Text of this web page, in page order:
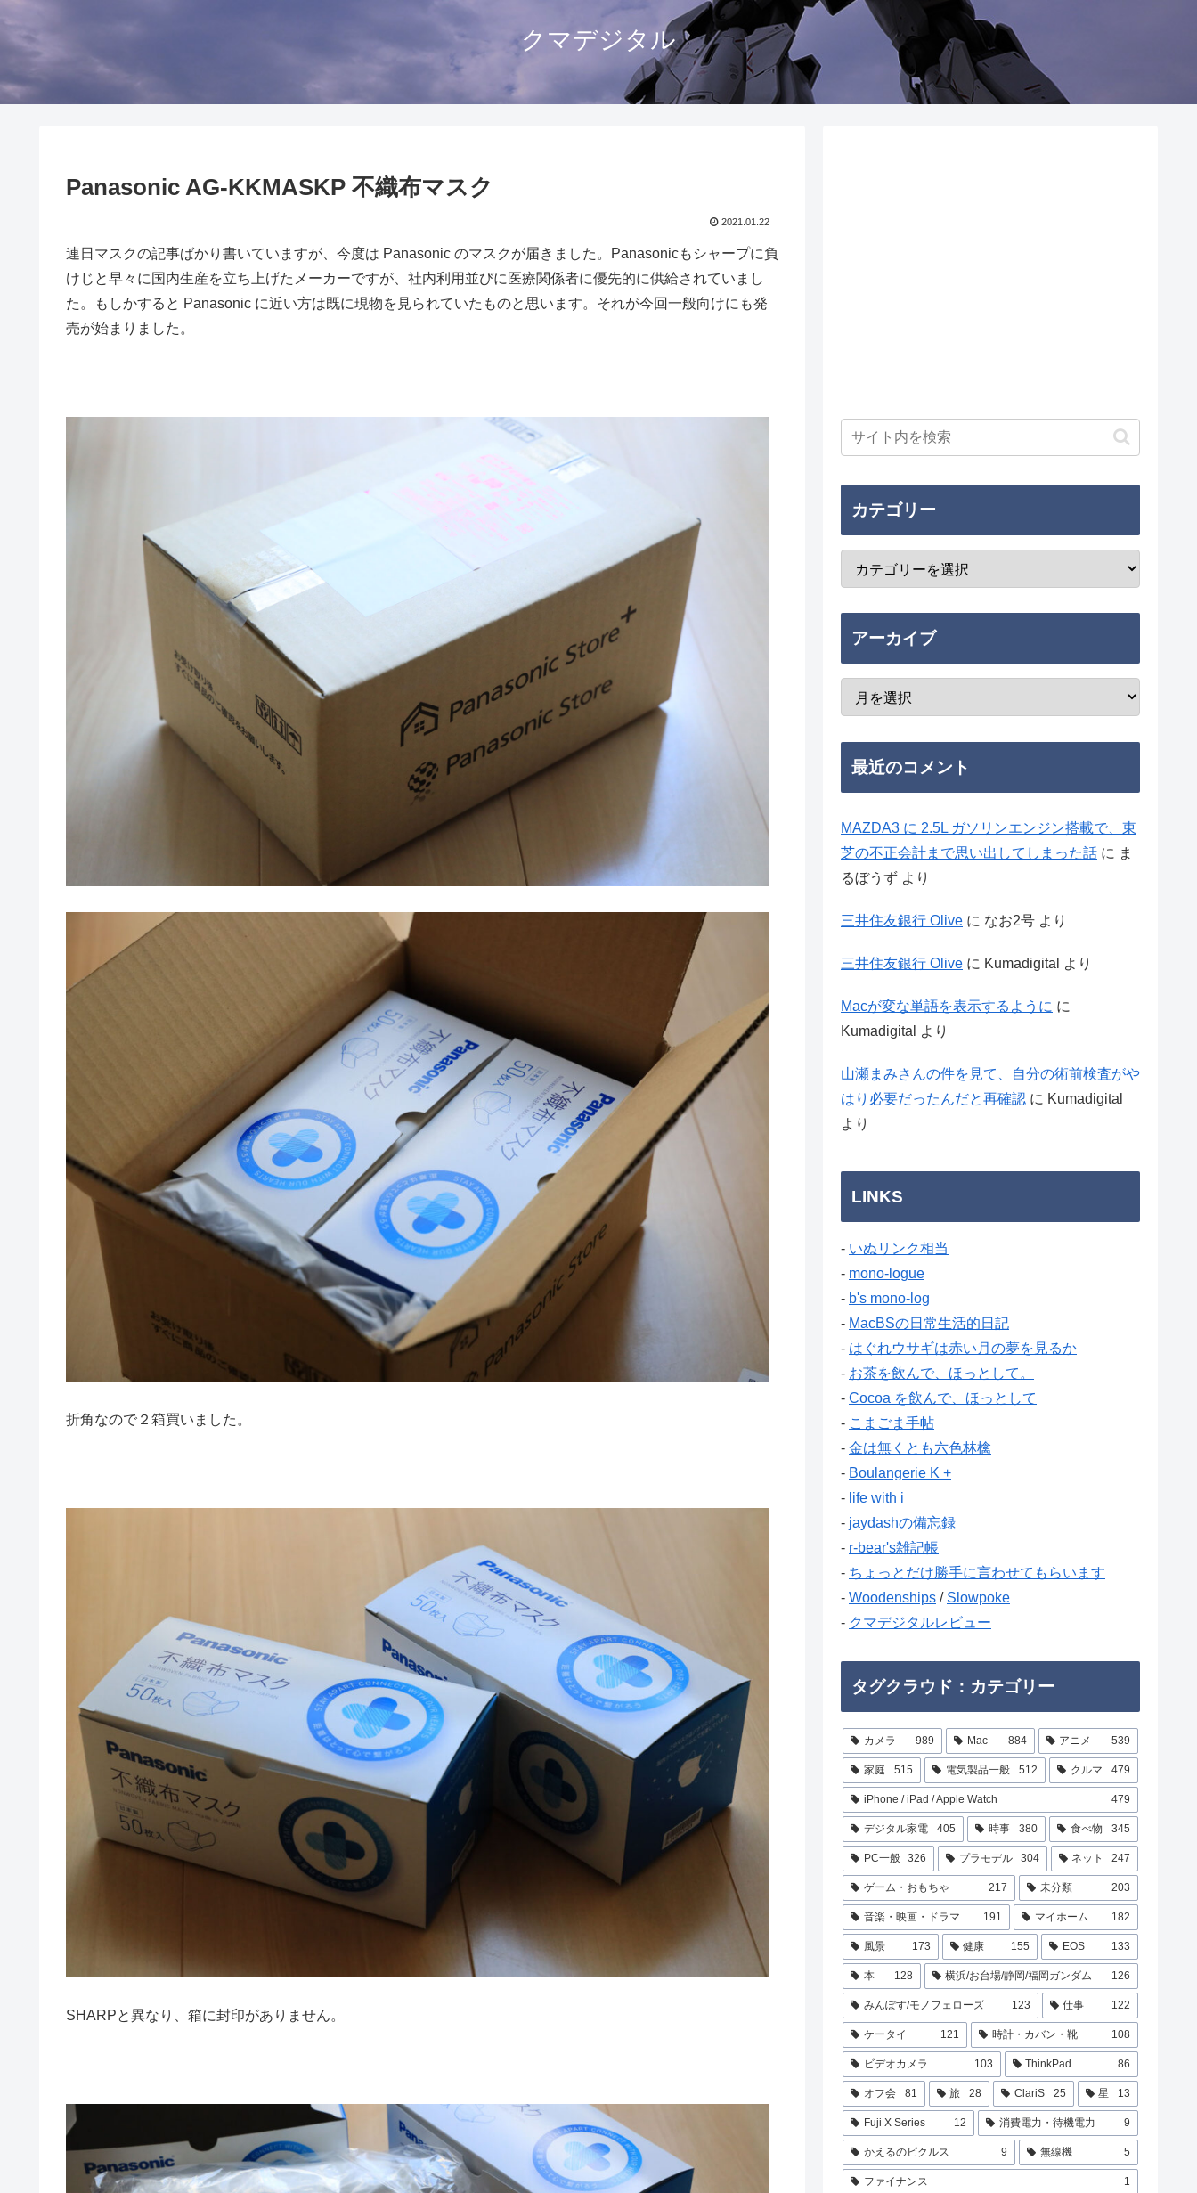
クマデジタル
Panasonic AG-KKMASKP 不織布マスク
2021.01.22
連日マスクの記事ばかり書いていますが、今度は Panasonic のマスクが届きました。Panasonicもシャープに負
けじと早々に国内生産を立ち上げたメーカーですが、社内利用並びに医療関係者に優先的に供給されていまし
た。もしかすると Panasonic に近い方は既に現物を見られていたものと思います。それが今回一般向けにも発
売が始まりました。
折角なので２箱買いました。
SHARPと異なり、箱に封印がありません。
カテゴリー
アーカイブ
最近のコメント
MAZDA3 に 2.5L ガソリンエンジン搭載で、東
芝の不正会計まで思い出してしまった話 に ま
るぼうず より
三井住友銀行 Olive に なお2号 より
三井住友銀行 Olive に Kumadigital より
Macが変な単語を表示するように に
Kumadigital
より
山瀬まみさんの件を見て、自分の術前検査がや
はり必要だったんだと再確認 に Kumadigital
より
LINKS
- いぬリンク相当
- mono-logue
- b's mono-log
- MacBSの日常生活的日記
- はぐれウサギは赤い月の夢を見るか
- お茶を飲んで、ほっとして。
- Cocoa を飲んで、ほっとして
- こまごま手帖
- 金は無くとも六色林檎
- Boulangerie K +
- life with i
- jaydashの備忘録
- r-bear's雑記帳
- ちょっとだけ勝手に言わせてもらいます
- Woodenships / Slowpoke
- クマデジタルレビュー
タグクラウド：カテゴリー
カメラ 989 Mac 884 アニメ 539
家庭 515 電気製品一般 512 クルマ 479
iPhone / iPad / Apple Watch 479
デジタル家電 405 時事 380 食べ物 345
PC一般 326 プラモデル 304 ネット 247
ゲーム・おもちゃ 217 未分類 203
音楽・映画・ドラマ 191 マイホーム 182
風景 173 健康 155 EOS 133
本 128 横浜/お台場/静岡/福岡ガンダム 126
みんぽす/モノフェローズ 123 仕事 122
ケータイ 121 時計・カバン・靴 108
ビデオカメラ 103 ThinkPad 86
オフ会 81 旅 28 ClariS 25 星 13
Fuji X Series 12 消費電力・待機電力 9
かえるのピクルス 9 無線機 5
ファイナンス 1